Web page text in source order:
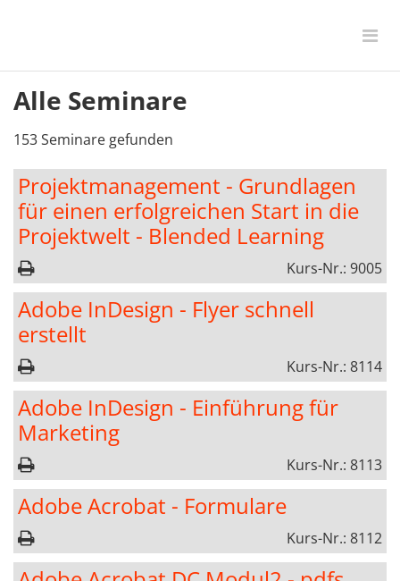
Alle Seminare
153 Seminare gefunden
Projektmanagement - Grundlagen
für einen erfolgreichen Start in die
Projektwelt - Blended Learning
Kurs-Nr.: 9005
Adobe InDesign - Flyer schnell
erstellt
Kurs-Nr.: 8114
Adobe InDesign - Einführung für
Marketing
Kurs-Nr.: 8113
Adobe Acrobat - Formulare
Kurs-Nr.: 8112